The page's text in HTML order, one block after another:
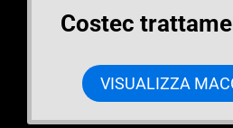
Costec
VISUALIZZA